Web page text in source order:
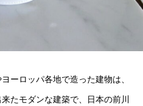
ーロッパ各地で造った建物は、
たモダンな建築で、日本の前川